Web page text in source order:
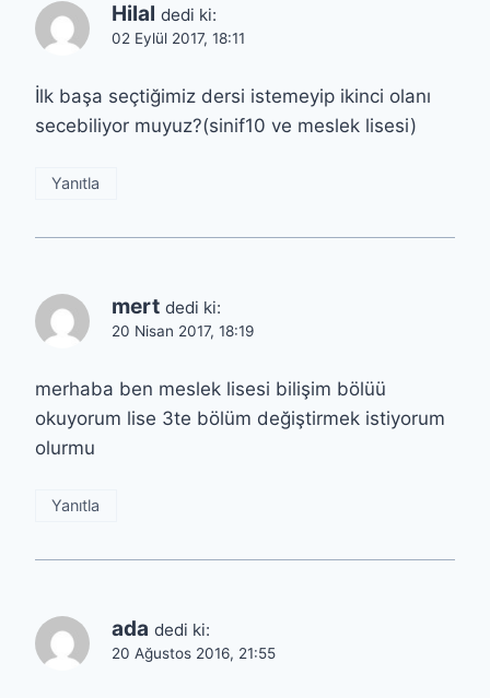
Hilal dedi ki:
02 Eylül 2017, 18:11
İlk başa seçtiğimiz dersi istemeyip ikinci olanı
secebiliyor muyuz?(sinif10 ve meslek lisesi)
Yanıtla
mert dedi ki:
20 Nisan 2017, 18:19
merhaba ben meslek lisesi bilişim bölüü
okuyorum lise 3te bölüm değiştirmek istiyorum
olurmu
Yanıtla
ada dedi ki:
20 Ağustos 2016, 21:55